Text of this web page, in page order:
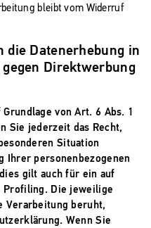
bleibt vom Widerruf
die Datenerhebung in
Direktwerbung
von Art. 6 Abs. 1
Sie jederzeit das Recht,
Situation
Ihrer personenbezogenen
gilt auch für ein auf
Profiling. Die jeweilige
Verarbeitung beruht,
Wenn Sie